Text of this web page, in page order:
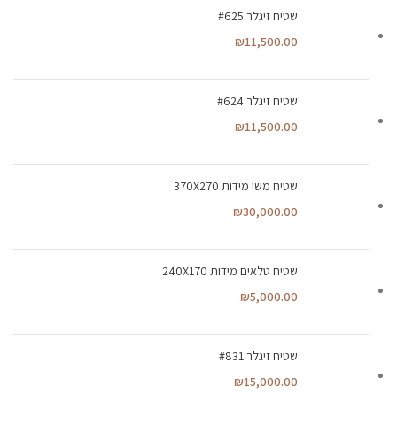
שטיח זיגלר #625
₪11,500.00
שטיח זיגלר #624
₪11,500.00
שטיח משי מידות 370X270
₪30,000.00
שטיח טלאים מידות 240X170
₪5,000.00
שטיח זיגלר #831
₪15,000.00